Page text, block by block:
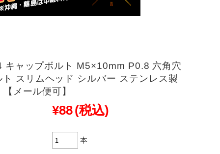
キャップボルト M5×10mm P0.8 六角穴
ト スリムヘッド シルバー ステンレス製
メール便可】
¥88(税込)
本